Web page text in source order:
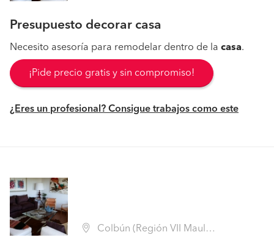
Presupuesto decorar casa
Necesito asesoría para remodelar dentro de la casa.
¡Pide precio gratis y sin compromiso!
¿Eres un profesional? Consigue trabajos como este
Colbún (Región VII Maule - Linares)